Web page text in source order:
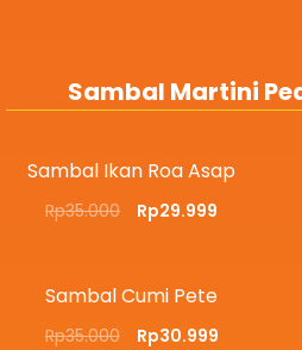
Sambal Martini
Sambal Ikan Roa Asap
Rp35.000 Rp29.999
Sambal Cumi Pete
Rp35.000 Rp30.999